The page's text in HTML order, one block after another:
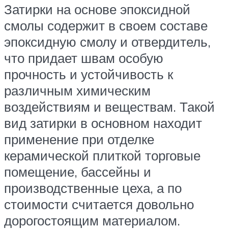
Затирки на основе эпоксидной
смолы содержит в своем составе
эпоксидную смолу и отвердитель,
что придает швам особую
прочность и устойчивость к
различным химическим
воздействиям и веществам. Такой
вид затирки в основном находит
применение при отделке
керамической плиткой торговые
помещение, бассейны и
производственные цеха, а по
стоимости считается довольно
дорогостоящим материалом.